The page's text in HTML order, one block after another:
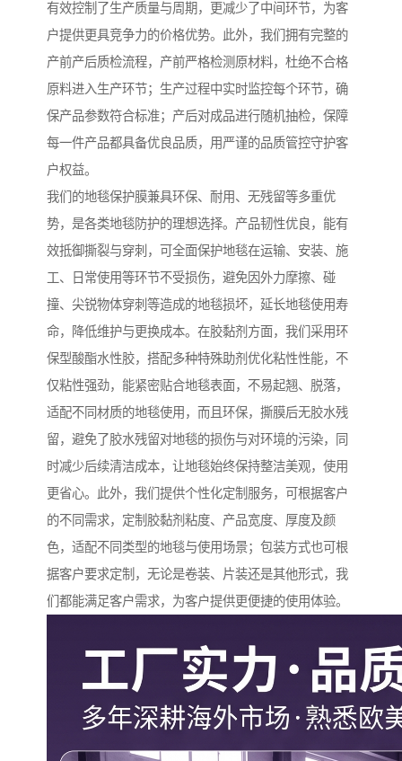
有效控制了生产质量与周期，更减少了中间环节，为客
户提供更具竞争力的价格优势。此外，我们拥有完整的
产前产后质检流程，产前严格检测原材料，杜绝不合格
原料进入生产环节；生产过程中实时监控每个环节，确
保产品参数符合标准；产后对成品进行随机抽检，保障
每一件产品都具备优良品质，用严谨的品质管控守护客
户权益。
我们的地毯保护膜兼具环保、耐用、无残留等多重优
势，是各类地毯防护的理想选择。产品韧性优良，能有
效抵御撕裂与穿刺，可全面保护地毯在运输、安装、施
工、日常使用等环节不受损伤，避免因外力摩擦、碰
撞、尖锐物体穿刺等造成的地毯损坏，延长地毯使用寿
命，降低维护与更换成本。在胶黏剂方面，我们采用环
保型酸酯水性胶，搭配多种特殊助剂优化粘性性能，不
仅粘性强劲，能紧密贴合地毯表面，不易起翘、脱落，
适配不同材质的地毯使用，而且环保，撕膜后无胶水残
留，避免了胶水残留对地毯的损伤与对环境的污染，同
时减少后续清洁成本，让地毯始终保持整洁美观，使用
更省心。此外，我们提供个性化定制服务，可根据客户
的不同需求，定制胶黏剂粘度、产品宽度、厚度及颜
色，适配不同类型的地毯与使用场景；包装方式也可根
据客户要求定制，无论是卷装、片装还是其他形式，我
们都能满足客户需求，为客户提供更便捷的使用体验。